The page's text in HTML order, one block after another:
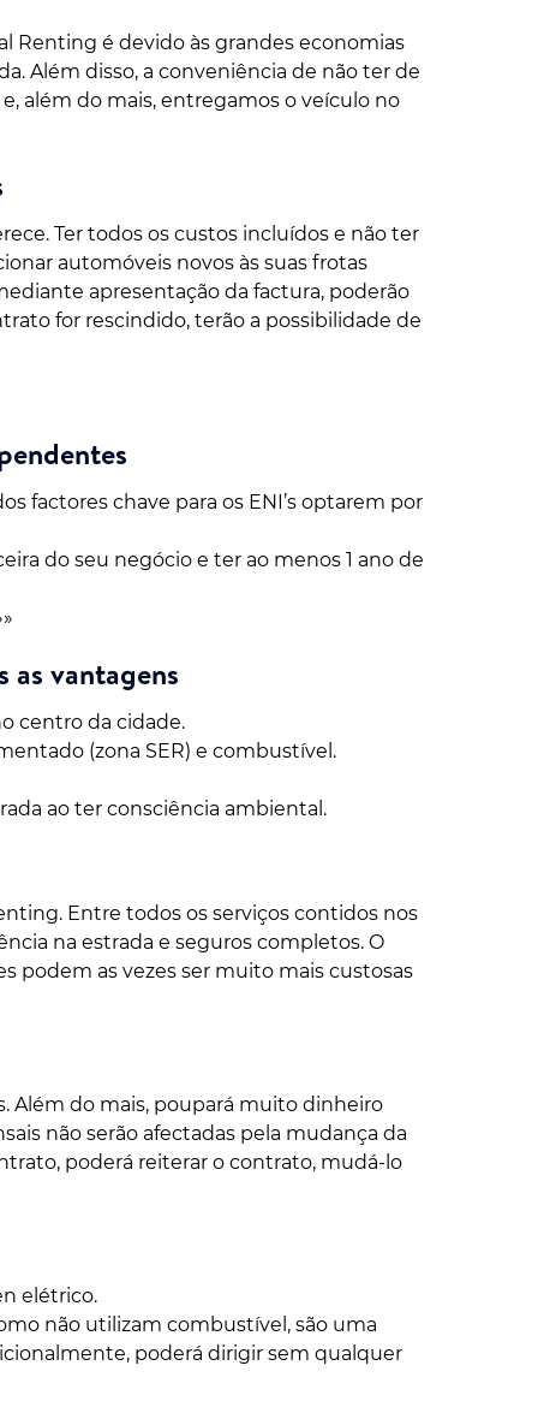
Renting é devido às grandes economias
Além disso, a conveniência de não ter de
além do mais, entregamos o veículo no
Ter todos os custos incluídos e não ter
automóveis novos às suas frotas
apresentação da factura, poderão
for rescindido, terão a possibilidade de
factores chave para os ENI’s optarem por
do seu negócio e ter ao menos 1 ano de
as vantagens
centro da cidade.
(zona SER) e combustível.
ao ter consciência ambiental.
Entre todos os serviços contidos nos
na estrada e seguros completos. O
podem as vezes ser muito mais custosas
Além do mais, poupará muito dinheiro
não serão afectadas pela mudança da
poderá reiterar o contrato, mudá-lo
elétrico.
não utilizam combustível, são uma
poderá dirigir sem qualquer